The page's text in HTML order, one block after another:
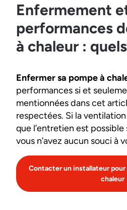
Enfermement
performances
à chaleur :
Enfermer sa pompe à
performances si et
mentionnées dans cet
respectées. Si la
que l’entretien est
vous n’avez aucun souci à
Contacter un installateur pour
chaleur